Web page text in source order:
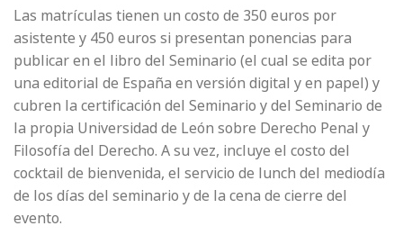
Las matrículas tienen un costo de 350 euros por
asistente y 450 euros si presentan ponencias para
publicar en el libro del Seminario (el cual se edita por
una editorial de España en versión digital y en papel) y
cubren la certificación del Seminario y del Seminario de
la propia Universidad de León sobre Derecho Penal y
Filosofía del Derecho. A su vez, incluye el costo del
cocktail de bienvenida, el servicio de lunch del mediodía
de los días del seminario y de la cena de cierre del
evento.